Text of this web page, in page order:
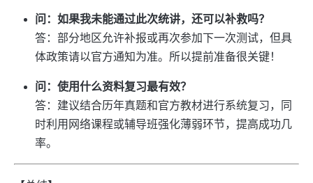
问：如果我未能通过此次统讲，还可以补救吗？
答：部分地区允许补报或再次参加下一次测试，但具
体政策请以官方通知为准。所以提前准备很关键！
问：使用什么资料复习最有效？
答：建议结合历年真题和官方教材进行系统复习，同
时利用网络课程或辅导班强化薄弱环节，提高成功几
率。